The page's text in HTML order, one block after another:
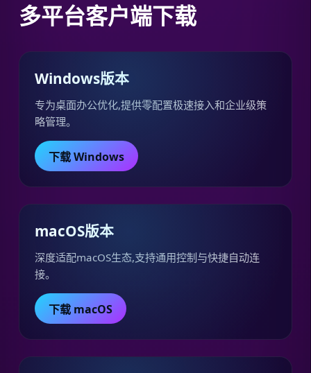
多平台客户端下载
Windows版本
专为桌面办公优化,提供零配置极速接入和企业级策
略管理。
下载 Windows
macOS版本
深度适配macOS生态,支持通用控制与快捷自动连
接。
下载 macOS